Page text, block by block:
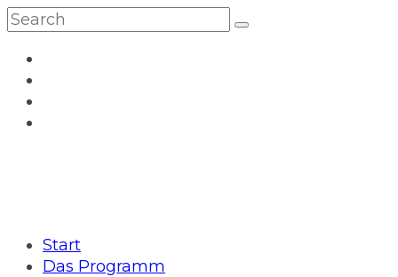
Start
Das Programm